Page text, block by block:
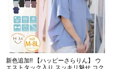
新色追加!! 【ハッピーさらりん】 ウ